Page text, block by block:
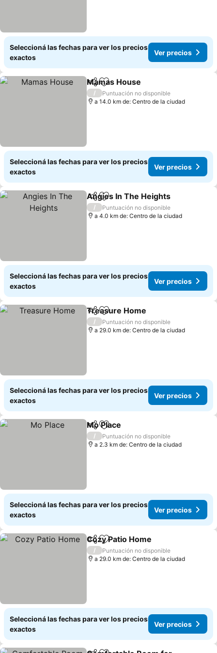
Seleccioná las fechas para ver los precios
exactos
Ver precios
CompartirAñadir a favoritos
Mamas House
/
Puntuación no disponible
a 14.0 km de: Centro de la ciudad
Seleccioná las fechas para ver los precios
exactos
Ver precios
CompartirAñadir a favoritos
Angies In The Heights
/
Puntuación no disponible
a 4.0 km de: Centro de la ciudad
Seleccioná las fechas para ver los precios
exactos
Ver precios
Compartir
Añadir a favoritos
Treasure Home
/
Puntuación no disponible
a 29.0 km de: Centro de la ciudad
Seleccioná las fechas para ver los precios
exactos
Ver precios
CompartirAñadir a favoritos
Mo Place
/
Puntuación no disponible
a 2.3 km de: Centro de la ciudad
Seleccioná las fechas para ver los precios
exactos
Ver precios
CompartirAñadir a favoritos
Cozy Patio Home
/
Puntuación no disponible
a 29.0 km de: Centro de la ciudad
Seleccioná las fechas para ver los precios
exactos
Ver precios